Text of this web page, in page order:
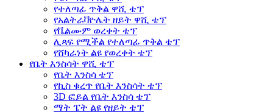
የተለጣፊ ጥቅል ዋሺ ቴፕ
የአልትራቫዮሌት ዘይት ዋሺ ቴፕ
የቬልሙም ወረቀት ቴፕ
ሊጻፍ የሚችል የተለጣፊ ጥቅል ቴፕ
የሸካራነት ልዩ የወረቀት ቴፕ
የቤት እንስሳት ዋሺ ቴፕ
የቤት እንስሳ ቴፕ
የኪስ ቁረጥ የቤት እንስሳት ቴፕ
3D ፎይል የቤት እንስሳ ቴፕ
ማት ፔት ልዩ የዘይት ቴፕ